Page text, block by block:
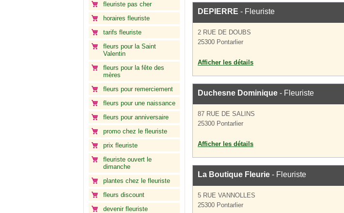
fleuriste pas cher
horaires fleuriste
tarifs fleuriste
fleurs pour la Saint
Valentin
fleurs pour la fête des
mères
fleurs pour remerciement
fleurs pour une naissance
fleurs pour anniversaire
promo chez le fleuriste
prix fleuriste
fleuriste ouvert le
dimanche
plantes chez le fleuriste
fleurs discount
devenir fleuriste
DEPIERRE - Fleuriste
2 RUE DE DOUBS
25300 Pontarlier
Afficher les détails
Duchesne Dominique - Fleuriste
87 RUE DE SALINS
25300 Pontarlier
Afficher les détails
La Boutique Fleurie - Fleuriste
5 RUE VANNOLLES
25300 Pontarlier